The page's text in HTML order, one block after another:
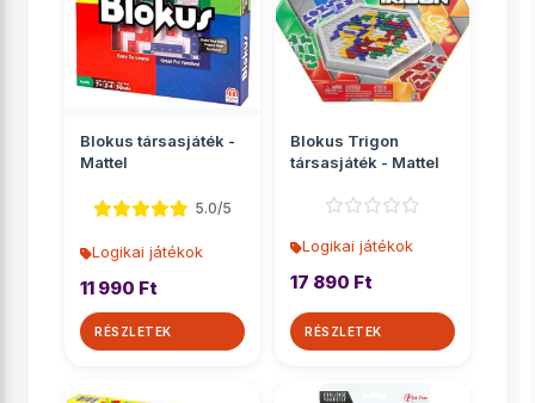
Blokus társasjáték -
Mattel
5.0/5
Logikai játékok
11 990 Ft
RÉSZLETEK
Blokus Trigon
társasjáték - Mattel
Logikai játékok
17 890 Ft
RÉSZLETEK